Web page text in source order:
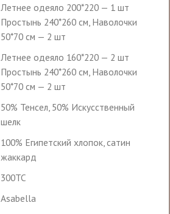
Летнее одеяло 200*220 — 1 шт
Простынь 240*260 см, Наволочки
50*70 см — 2 шт
Летнее одеяло 160*220 — 2 шт
Простынь 240*260 см, Наволочки
50*70 см — 2 шт
50% Тенсел, 50% Искусственный
шелк
100% Египетский хлопок, сатин
жаккард
300TC
Asabella